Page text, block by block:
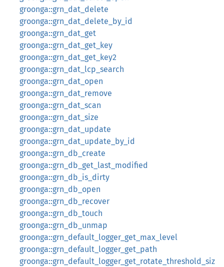
groonga::grn_dat_delete
groonga::grn_dat_delete_by_id
groonga::grn_dat_get
groonga::grn_dat_get_key
groonga::grn_dat_get_key2
groonga::grn_dat_lcp_search
groonga::grn_dat_open
groonga::grn_dat_remove
groonga::grn_dat_scan
groonga::grn_dat_size
groonga::grn_dat_update
groonga::grn_dat_update_by_id
groonga::grn_db_create
groonga::grn_db_get_last_modified
groonga::grn_db_is_dirty
groonga::grn_db_open
groonga::grn_db_recover
groonga::grn_db_touch
groonga::grn_db_unmap
groonga::grn_default_logger_get_max_level
groonga::grn_default_logger_get_path
groonga::grn_default_logger_get_rotate_threshold_siz